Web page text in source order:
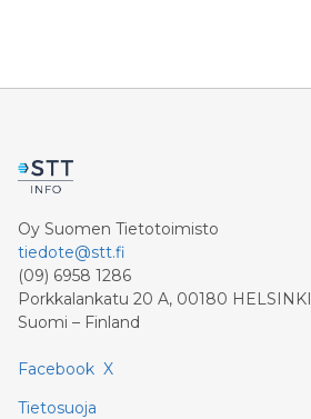
Oy Suomen Tietotoimisto
tiedote@stt.fi
(09) 6958 1286
Porkkalankatu 20 A, 00180 HELSINKI
Suomi – Finland
Facebook X
Tietosuoja